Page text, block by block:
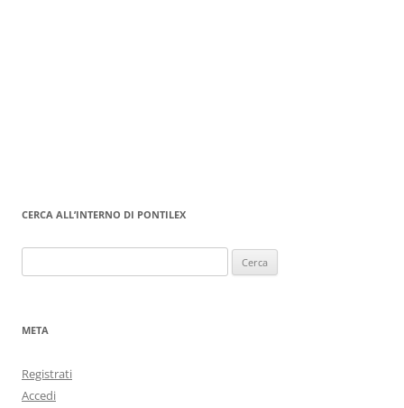
CERCA ALL’INTERNO DI PONTILEX
per:
META
Registrati
Accedi